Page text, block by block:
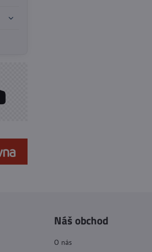
Náš obchod
O nás